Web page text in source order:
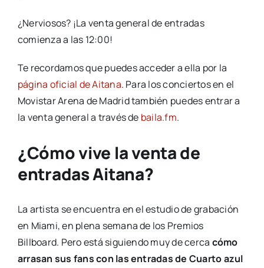
¿Nerviosos? ¡La venta general de entradas
comienza a las 12:00!
Te recordamos que puedes acceder a ella por la
página oficial de Aitana. Para los conciertos en el
Movistar Arena de Madrid también puedes entrar a
la venta general a través de baila.fm.
¿Cómo vive la venta de
entradas Aitana?
La artista se encuentra en el estudio de grabación
en Miami, en plena semana de los Premios
Billboard. Pero está siguiendo muy de cerca cómo
arrasan sus fans con las entradas de Cuarto azul